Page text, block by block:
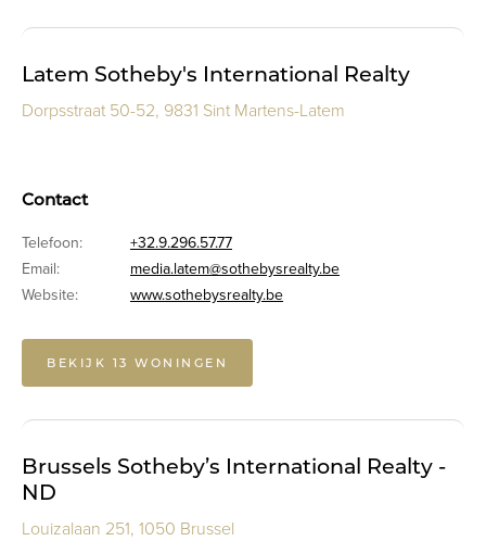
Latem Sotheby's International Realty
Dorpsstraat 50-52, 9831 Sint Martens-Latem
Contact
Telefoon:
+32.9.296.57.77
Email:
media.latem@sothebysrealty.be
Website:
www.sothebysrealty.be
BEKIJK 13 WONINGEN
Brussels Sotheby’s International Realty -
ND
Louizalaan 251, 1050 Brussel